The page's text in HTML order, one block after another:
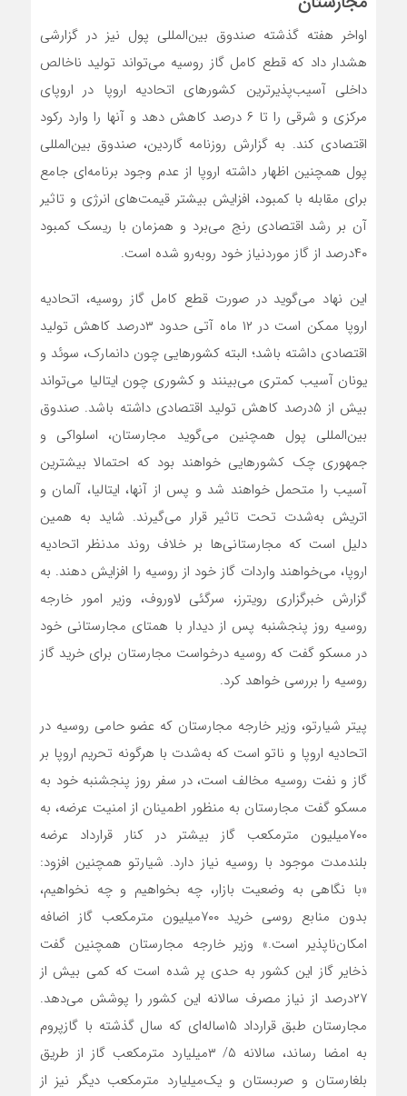
اواخر هفته گذشته صندوق بین‌المللی پول نیز در گزارشی
هشدار داد که قطع کامل گاز روسیه می‌تواند تولید ناخالص
داخلی آسیب‌پذیرترین کشورهای اتحادیه اروپا در اروپای
مرکزی و شرقی را تا ۶ درصد کاهش دهد و آنها را وارد رکود
اقتصادی کند. به گزارش روزنامه گاردین، صندوق بین‌المللی
پول همچنین اظهار داشته اروپا از عدم وجود برنامه‌ای جامع
برای مقابله با کمبود، افزایش بیشتر قیمت‌های انرژی و تاثیر
آن بر رشد اقتصادی رنج می‌برد و همزمان با ریسک کمبود
۴۰درصد از گاز مورد‌نیاز خود رو‌به‌رو شده است.
این نهاد می‌گوید در صورت قطع کامل گاز روسیه، اتحادیه
اروپا ممکن است در ۱۲ ماه آتی حدود ۳درصد کاهش تولید
اقتصادی داشته باشد؛ البته کشورهایی چون دانمارک، سوئد و
یونان آسیب کمتری می‌بینند و کشوری چون ایتالیا می‌تواند
بیش از ۵درصد کاهش تولید اقتصادی داشته باشد. صندوق
بین‌المللی پول همچنین می‌گوید مجارستان، اسلواکی و
جمهوری چک کشورهایی خواهند بود که احتمالا بیشترین
آسیب را متحمل خواهند شد و پس از آنها، ایتالیا، آلمان و
اتریش به‌شدت تحت تاثیر قرار می‌گیرند. شاید به همین
دلیل است که مجارستانی‌ها بر خلاف روند مدنظر اتحادیه
اروپا، می‌خواهند واردات گاز خود از روسیه را افزایش دهند. به
گزارش خبرگزاری رویترز، سرگئی لاوروف، وزیر امور خارجه
روسیه روز پنجشنبه پس از دیدار با همتای مجارستانی خود
در مسکو گفت که روسیه درخواست مجارستان برای خرید گاز
روسیه را بررسی خواهد کرد.
پیتر شیارتو، وزیر خارجه مجارستان که عضو حامی روسیه در
اتحادیه اروپا و ناتو است که به‌شدت با هرگونه تحریم اروپا بر
گاز و نفت روسیه مخالف است، در سفر روز پنجشنبه خود به
مسکو گفت مجارستان به منظور اطمینان از امنیت عرضه، به
۷۰۰میلیون مترمکعب گاز بیشتر در کنار قرارداد عرضه
بلندمدت موجود با روسیه نیاز دارد. شیارتو همچنین افزود:
«با نگاهی به وضعیت بازار، چه بخواهیم و چه نخواهیم،
بدون منابع روسی خرید ۷۰۰میلیون مترمکعب گاز اضافه
امکان‌ناپذیر است.» وزیر خارجه مجارستان همچنین گفت
ذخایر گاز این کشور به حدی پر شده است که کمی بیش از
۲۷درصد از نیاز مصرف سالانه این کشور را پوشش می‌دهد.
مجارستان طبق قرارداد ۱۵ساله‌ای که سال گذشته با گازپروم
به امضا رساند، سالانه ۵/ ۳میلیارد مترمکعب گاز از طریق
بلغارستان و صربستان و یک‌میلیارد مترمکعب دیگر نیز از